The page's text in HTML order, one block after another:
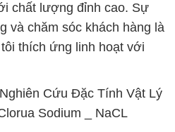
chất lượng đỉnh cao. Sự
và chăm sóc khách hàng là
thích ứng linh hoạt với
Cứu Đặc Tính Vật Lý
Sodium _ NaCL